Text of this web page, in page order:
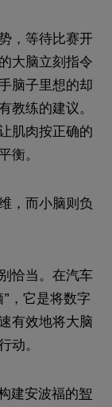
，等待比赛开
大脑立刻指令
脑子里想的却
教练的建议。
肌肉按正确的
衡。
，而小脑则负
恰当。在汽车
，它是将数字
有效地将大脑
动。
建安波福的智